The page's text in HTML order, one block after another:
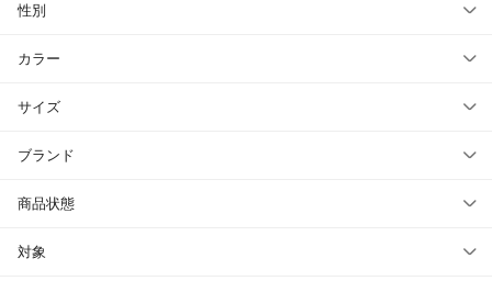
性別
カラー
サイズ
ブランド
商品状態
対象